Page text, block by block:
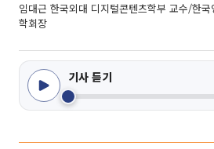
임대근 한국외대 디지털콘텐츠학부 교수/한국
학회장
기사 듣기